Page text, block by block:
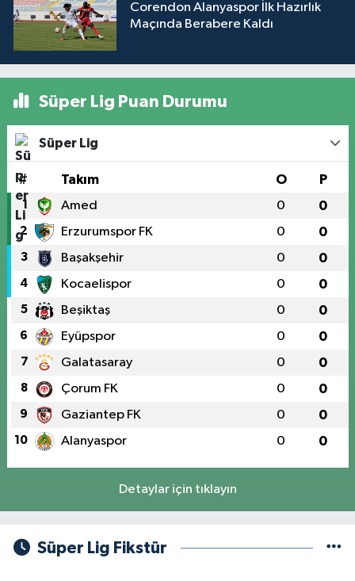
Corendon Alanyaspor İlk Hazırlık
Maçında Berabere Kaldı
Süper Lig Puan Durumu
Süper Lig
# Takım O P
1 Amed 0 0
2 Erzurumspor FK 0 0
3 Başakşehir 0 0
4 Kocaelispor 0 0
5 Beşiktaş 0 0
6 Eyüpspor 0 0
7 Galatasaray 0 0
8 Çorum FK 0 0
9 Gaziantep FK 0 0
10 Alanyaspor 0 0
Detaylar için tıklayın
Süper Lig Fikstür